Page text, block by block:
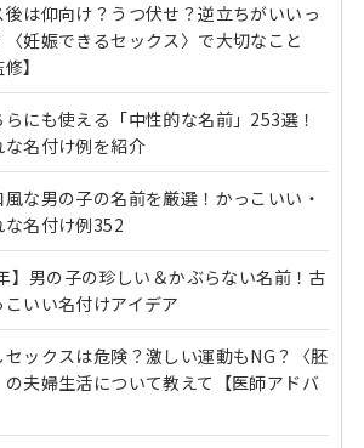
後は仰向け？うつ伏せ？逆立ちがいいっ
〈妊娠できるセックス〉で大切なこと
】
にも使える「中性的な名前」253選！
な名付け例を紹介
風な男の子の名前を厳選！かっこいい・
な名付け例352
】男の子の珍しい＆かぶらない名前！古
いい名付けアイデア
セックスは危険？激しい運動もNG？〈胚
の夫婦生活について教えて【医師アドバ